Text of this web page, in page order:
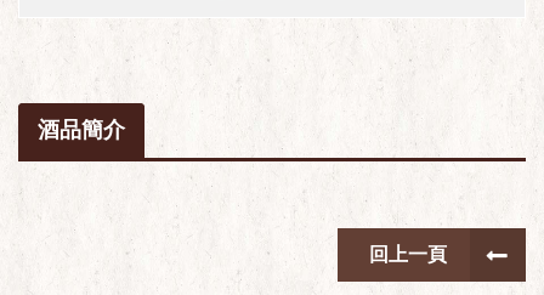
酒品簡介
回上一頁